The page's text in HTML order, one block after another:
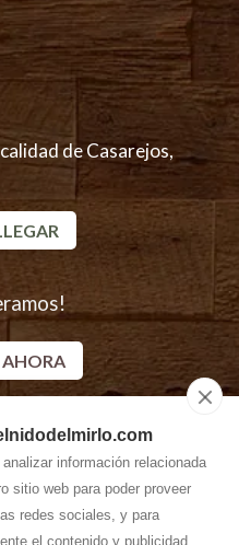
información relacionada
sitio web para poder proveer
redes sociales, y para
el contenido y publicidad
de Casarejos,
AHORA
rurales en Casarejos